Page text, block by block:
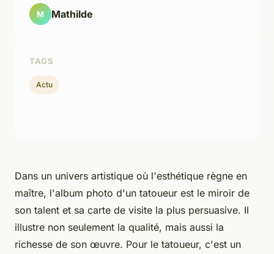
Dans un univers artistique où l'esthétique règne en
maître, l'album photo d'un tatoueur est le miroir de
son talent et sa carte de visite la plus persuasive. Il
illustre non seulement la qualité, mais aussi la
richesse de son œuvre. Pour le tatoueur, c'est un
M Mathilde
TAGS
Actu